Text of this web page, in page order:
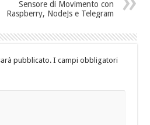
Sensore di Movimento con
Raspberry, NodeJs e Telegram
pubblicato. I campi obbligatori